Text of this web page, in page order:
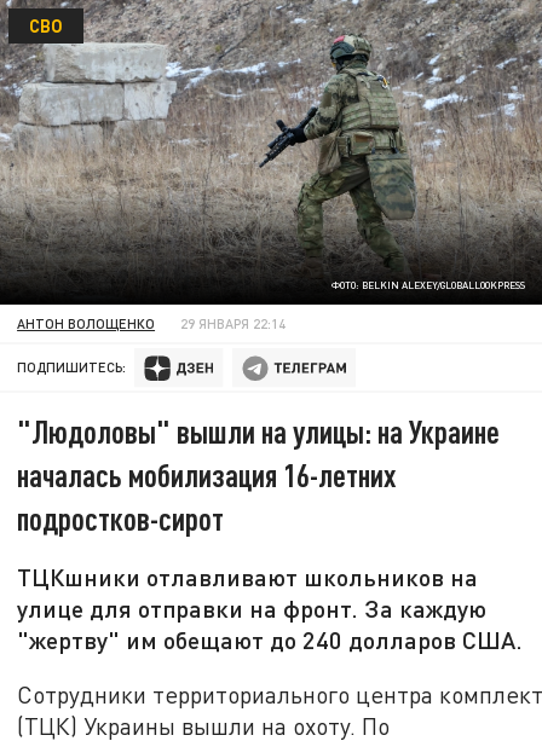
ФОТО: BELKIN ALEXEY/GLOBALLOOKPRESS
СВО
АНТОН ВОЛОЩЕНКО 29 ЯНВАРЯ 22:14
ПОДПИШИТЕСЬ:
"Людоловы" вышли на улицы: на Украине
началась мобилизация 16-летних
подростков-сирот
ТЦКшники отлавливают школьников на
улице для отправки на фронт. За каждую
"жертву" им обещают до 240 долларов США.
Сотрудники территориального центра
(ТЦК) Украины вышли на охоту. По